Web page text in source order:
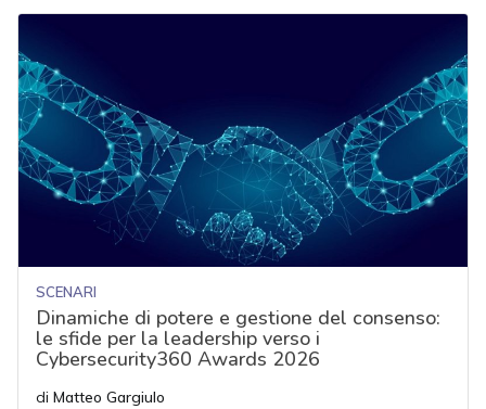
SCENARI
Dinamiche di potere e gestione del consenso:
le sfide per la leadership verso i
Cybersecurity360 Awards 2026
di Matteo Gargiulo